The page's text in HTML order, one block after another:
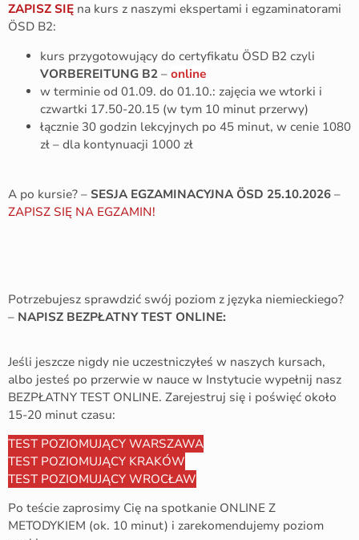
ZAPISZ SIĘ na kurs z naszymi ekspertami i egzaminatorami
ÖSD B2:
kurs przygotowujący do certyfikatu ÖSD B2 czyli
VORBEREITUNG B2 – online
w terminie od 01.09. do 01.10.: zajęcia we wtorki i
czwartki 17.50-20.15 (w tym 10 minut przerwy)
łącznie 30 godzin lekcyjnych po 45 minut, w cenie 1080
zł – dla kontynuacji 1000 zł
A po kursie? – SESJA EGZAMINACYJNA ÖSD 25.10.2026 –
ZAPISZ SIĘ NA EGZAMIN!
Potrzebujesz sprawdzić swój poziom z języka niemieckiego?
– NAPISZ BEZPŁATNY TEST ONLINE:
Jeśli jeszcze nigdy nie uczestniczyłeś w naszych kursach,
albo jesteś po przerwie w nauce w Instytucie wypełnij nasz
BEZPŁATNY TEST ONLINE. Zarejestruj się i poświęć około
15-20 minut czasu:
TEST POZIOMUJĄCY WARSZAWA
TEST POZIOMUJĄCY KRAKÓW
TEST POZIOMUJĄCY WROCŁAW
Po teście zaprosimy Cię na spotkanie ONLINE Z
METODYKIEM (ok. 10 minut) i zarekomendujemy poziom